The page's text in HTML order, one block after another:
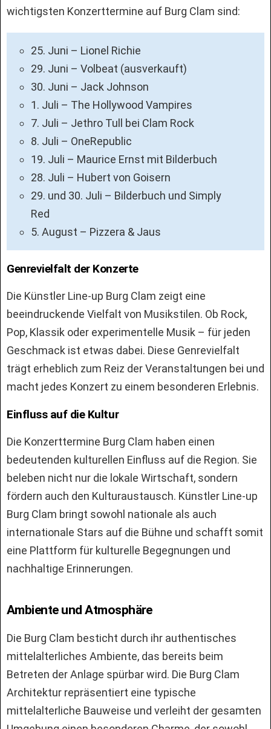
wichtigsten Konzerttermine auf Burg Clam sind:
25. Juni – Lionel Richie
29. Juni – Volbeat (ausverkauft)
30. Juni – Jack Johnson
1. Juli – The Hollywood Vampires
7. Juli – Jethro Tull bei Clam Rock
8. Juli – OneRepublic
19. Juli – Maurice Ernst mit Bilderbuch
28. Juli – Hubert von Goisern
29. und 30. Juli – Bilderbuch und Simply
Red
5. August – Pizzera & Jaus
Genrevielfalt der Konzerte
Die Künstler Line-up Burg Clam zeigt eine
beeindruckende Vielfalt von Musikstilen. Ob Rock,
Pop, Klassik oder experimentelle Musik – für jeden
Geschmack ist etwas dabei. Diese Genrevielfalt
trägt erheblich zum Reiz der Veranstaltungen bei und
macht jedes Konzert zu einem besonderen Erlebnis.
Einfluss auf die Kultur
Die Konzerttermine Burg Clam haben einen
bedeutenden kulturellen Einfluss auf die Region. Sie
beleben nicht nur die lokale Wirtschaft, sondern
fördern auch den Kulturaustausch. Künstler Line-up
Burg Clam bringt sowohl nationale als auch
internationale Stars auf die Bühne und schafft somit
eine Plattform für kulturelle Begegnungen und
nachhaltige Erinnerungen.
Ambiente und Atmosphäre
Die Burg Clam besticht durch ihr authentisches
mittelalterliches Ambiente, das bereits beim
Betreten der Anlage spürbar wird. Die Burg Clam
Architektur repräsentiert eine typische
mittelalterliche Bauweise und verleiht der gesamten